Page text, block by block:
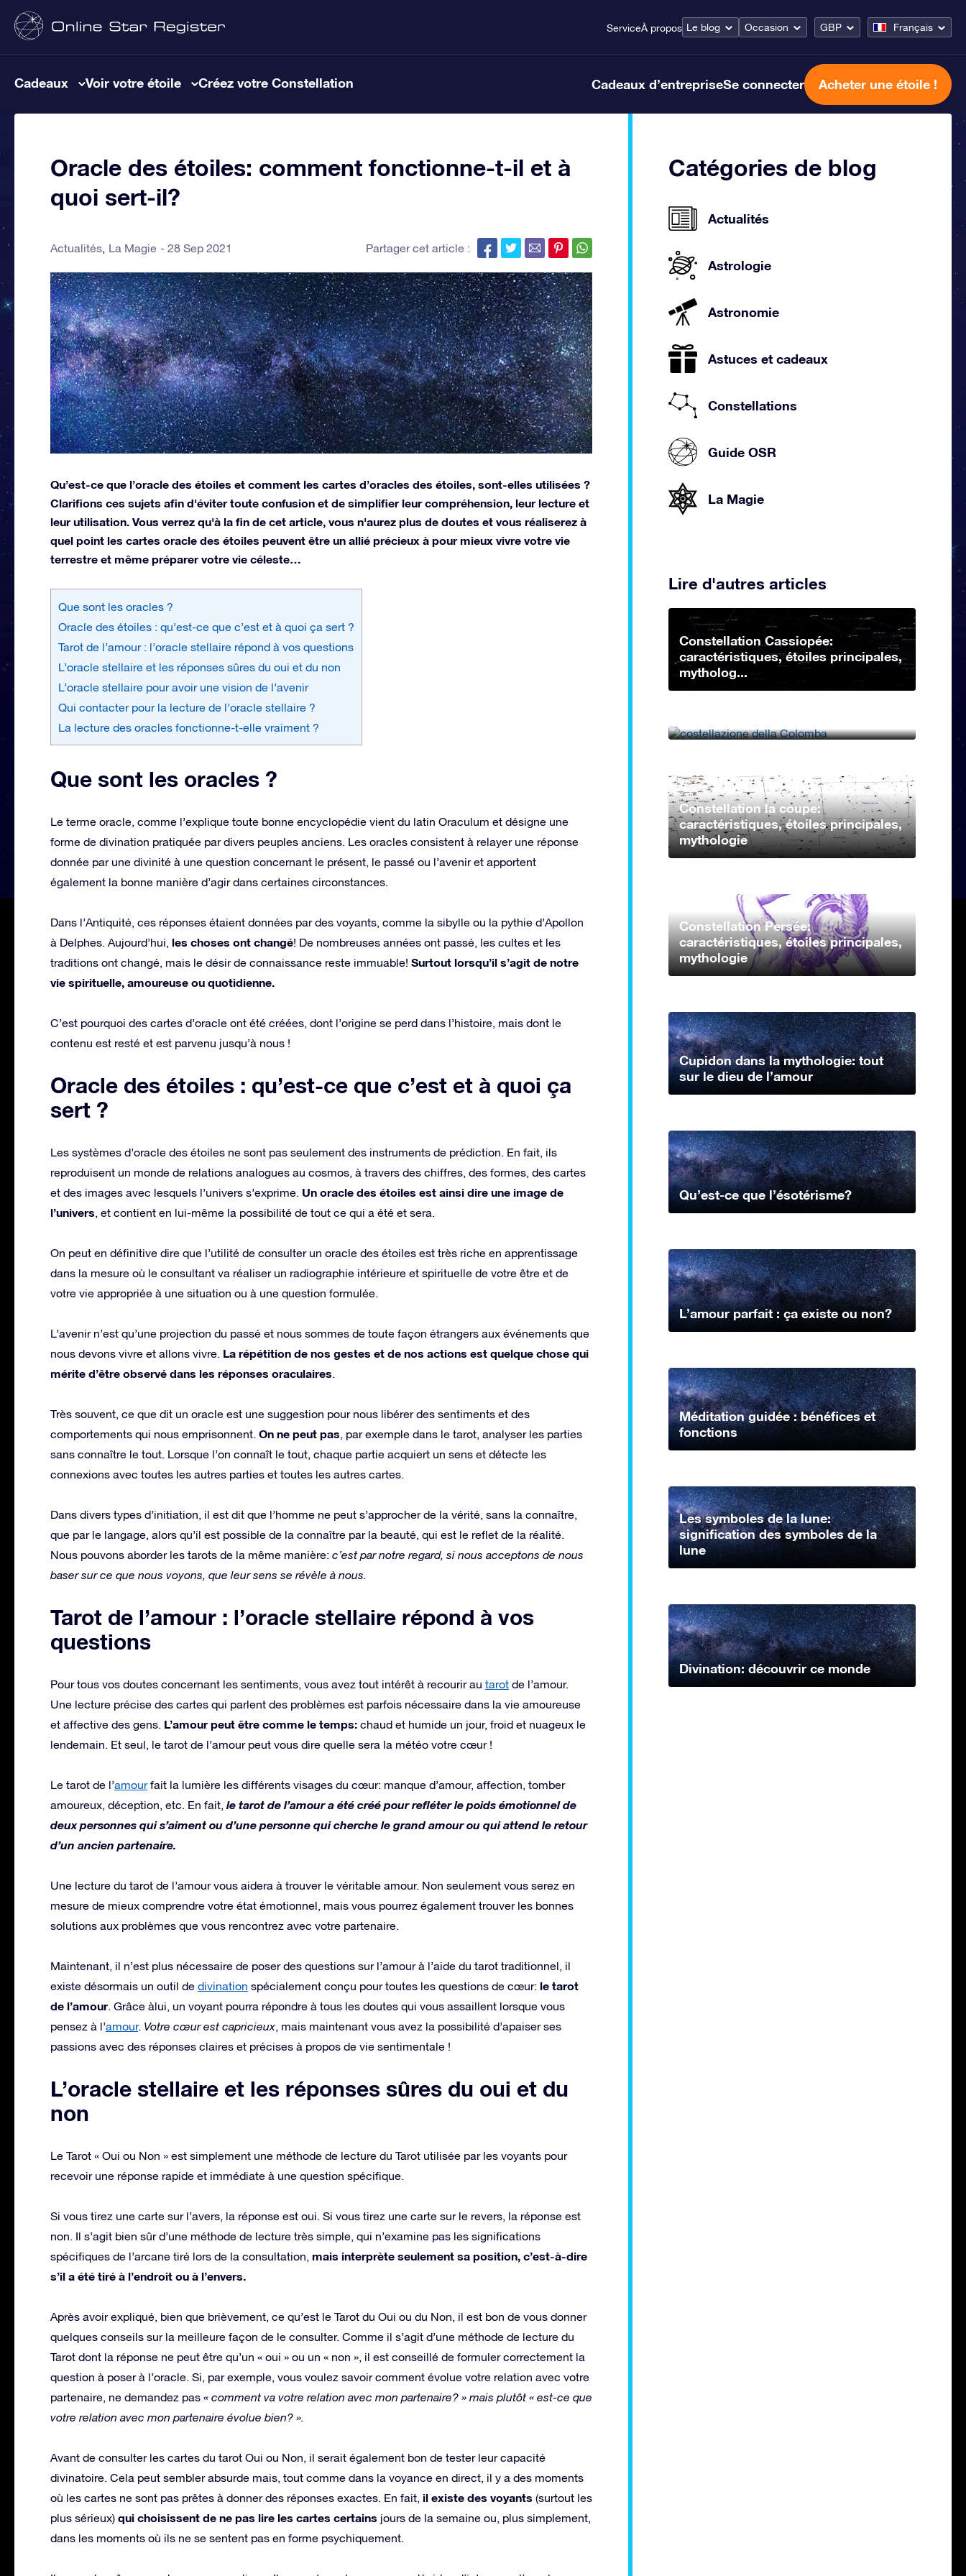
ServiceÀ propos Le blog Occasion GBP Français
Cadeaux Voir votre étoile Créez votre Constellation Cadeaux d’entrepriseSe connecter Acheter une étoile !
Oracle des étoiles: comment fonctionne-t-il et à
quoi sert-il?
Actualités La Magie 28 Sep 2021 Partager cet article :
Qu’est-ce que l’oracle des étoiles et comment les cartes d’oracles des étoiles, sont-elles utilisées ?
Clarifions ces sujets afin d'éviter toute confusion et de simplifier leur compréhension, leur lecture et
leur utilisation. Vous verrez qu'à la fin de cet article, vous n'aurez plus de doutes et vous réaliserez à
quel point les cartes oracle des étoiles peuvent être un allié précieux à pour mieux vivre votre vie
terrestre et même préparer votre vie céleste…
Que sont les oracles ?
Oracle des étoiles : qu’est-ce que c’est et à quoi ça sert ?
Tarot de l’amour : l’oracle stellaire répond à vos questions
L’oracle stellaire et les réponses sûres du oui et du non
L’oracle stellaire pour avoir une vision de l’avenir
Qui contacter pour la lecture de l’oracle stellaire ?
La lecture des oracles fonctionne-t-elle vraiment ?
Que sont les oracles ?
Le terme oracle, comme l’explique toute bonne encyclopédie vient du latin Oraculum et désigne une
forme de divination pratiquée par divers peuples anciens. Les oracles consistent à relayer une réponse
donnée par une divinité à une question concernant le présent, le passé ou l’avenir et apportent
également la bonne manière d’agir dans certaines circonstances.
Dans l’Antiquité, ces réponses étaient données par des voyants, comme la sibylle ou la pythie d’Apollon
à Delphes. Aujourd’hui, les choses ont changé! De nombreuses années ont passé, les cultes et les
traditions ont changé, mais le désir de connaissance reste immuable! Surtout lorsqu’il s’agit de notre
vie spirituelle, amoureuse ou quotidienne.
C’est pourquoi des cartes d’oracle ont été créées, dont l’origine se perd dans l’histoire, mais dont le
contenu est resté et est parvenu jusqu’à nous !
Oracle des étoiles : qu’est-ce que c’est et à quoi ça
sert ?
Les systèmes d’oracle des étoiles ne sont pas seulement des instruments de prédiction. En fait, ils
reproduisent un monde de relations analogues au cosmos, à travers des chiffres, des formes, des cartes
et des images avec lesquels l’univers s’exprime. Un oracle des étoiles est ainsi dire une image de
l’univers, et contient en lui-même la possibilité de tout ce qui a été et sera.
On peut en définitive dire que l’utilité de consulter un oracle des étoiles est très riche en apprentissage
dans la mesure où le consultant va réaliser un radiographie intérieure et spirituelle de votre être et de
votre vie appropriée à une situation ou à une question formulée.
L’avenir n’est qu’une projection du passé et nous sommes de toute façon étrangers aux événements que
nous devons vivre et allons vivre. La répétition de nos gestes et de nos actions est quelque chose qui
mérite d’être observé dans les réponses oraculaires.
Très souvent, ce que dit un oracle est une suggestion pour nous libérer des sentiments et des
comportements qui nous emprisonnent. On ne peut pas, par exemple dans le tarot, analyser les parties
sans connaître le tout. Lorsque l’on connaît le tout, chaque partie acquiert un sens et détecte les
connexions avec toutes les autres parties et toutes les autres cartes.
Dans divers types d’initiation, il est dit que l’homme ne peut s’approcher de la vérité, sans la connaître,
que par le langage, alors qu’il est possible de la connaître par la beauté, qui est le reflet de la réalité.
Nous pouvons aborder les tarots de la même manière: c’est par notre regard, si nous acceptons de nous
baser sur ce que nous voyons, que leur sens se révèle à nous.
Tarot de l’amour : l’oracle stellaire répond à vos
questions
Pour tous vos doutes concernant les sentiments, vous avez tout intérêt à recourir au tarot de l’amour.
Une lecture précise des cartes qui parlent des problèmes est parfois nécessaire dans la vie amoureuse
et affective des gens. L’amour peut être comme le temps: chaud et humide un jour, froid et nuageux le
lendemain. Et seul, le tarot de l’amour peut vous dire quelle sera la météo votre cœur !
Le tarot de l’amourfait la lumière les différents visages du cœur: manque d’amour, affection, tomber
amoureux, déception, etc. En fait, le tarot de l’amour a été créé pour refléter le poids émotionnel de
deux personnes qui s’aiment ou d’une personne qui cherche le grand amour ou qui attend le retour
d’un ancien partenaire.
Une lecture du tarot de l’amour vous aidera à trouver le véritable amour. Non seulement vous serez en
mesure de mieux comprendre votre état émotionnel, mais vous pourrez également trouver les bonnes
solutions aux problèmes que vous rencontrez avec votre partenaire.
Maintenant, il n’est plus nécessaire de poser des questions sur l’amour à l’aide du tarot traditionnel, il
existe désormais un outil de divination spécialement conçu pour toutes les questions de cœur: le tarot
de l’amour. Grâce àlui, un voyant pourra répondre à tous les doutes qui vous assaillent lorsque vous
pensez à l’amour. Votre cœur est capricieux, mais maintenant vous avez la possibilité d’apaiser ses
passions avec des réponses claires et précises à propos de vie sentimentale !
L’oracle stellaire et les réponses sûres du oui et du
non
Le Tarot « Oui ou Non » est simplement une méthode de lecture du Tarot utilisée par les voyants pour
recevoir une réponse rapide et immédiate à une question spécifique.
Si vous tirez une carte sur l’avers, la réponse est oui. Si vous tirez une carte sur le revers, la réponse est
non. Il s’agit bien sûr d’une méthode de lecture très simple, qui n’examine pas les significations
spécifiques de l’arcane tiré lors de la consultation, mais interprète seulement sa position, c’est-à-dire
s’il a été tiré à l’endroit ou à l’envers.
Après avoir expliqué, bien que brièvement, ce qu’est le Tarot du Oui ou du Non, il est bon de vous donner
quelques conseils sur la meilleure façon de le consulter. Comme il s’agit d’une méthode de lecture du
Tarot dont la réponse ne peut être qu’un « oui » ou un « non », il est conseillé de formuler correctement la
question à poser à l’oracle. Si, par exemple, vous voulez savoir comment évolue votre relation avec votre
partenaire, ne demandez pas « comment va votre relation avec mon partenaire? » mais plutôt « est-ce que
votre relation avec mon partenaire évolue bien? ».
Avant de consulter les cartes du tarot Oui ou Non, il serait également bon de tester leur capacité
divinatoire. Cela peut sembler absurde mais, tout comme dans la voyance en direct, il y a des moments
où les cartes ne sont pas prêtes à donner des réponses exactes. En fait, il existe des voyants (surtout les
plus sérieux) qui choisissent de ne pas lire les cartes certains jours de la semaine ou, plus simplement,
dans les moments où ils ne se sentent pas en forme psychiquement.
Catégories de blog
Actualités
Astrologie
Astronomie
Astuces et cadeaux
Constellations
Guide OSR
La Magie
Lire d'autres articles
Constellation Cassiopée:
caractéristiques, étoiles principales,
mytholog...
Constellation Columba:
Constellation la coupe:
caractéristiques, étoiles principales,
mythologie
Constellation Persée:
caractéristiques, étoiles principales,
mythologie
Cupidon dans la mythologie: tout
sur le dieu de l’amour
Qu’est-ce que l’ésotérisme?
L’amour parfait : ça existe ou non?
Méditation guidée : bénéfices et
fonctions
Les symboles de la lune:
signification des symboles de la
lune
Divination: découvrir ce monde